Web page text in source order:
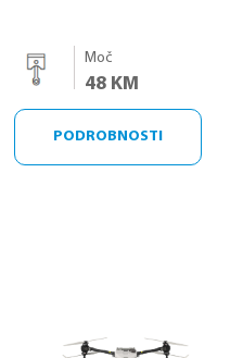
Moč
48 KM
PODROBNOSTI